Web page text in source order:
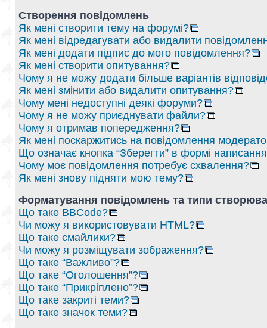
Створення повідомлень
Як мені створити тему на форумі?
Як мені відредагувати або видалити
Як мені додати підпис до мого повідомлення?
Як мені створити опитування?
Чому я не можу додати більше варіантів
Як мені змінити або видалити опитування?
Чому мені недоступні деякі форуми?
Чому я не можу приєднувати файли?
Чому я отримав попередження?
Як мені поскаржитись на повідомлення
Що означає кнопка “Зберегти” в формі
Чому моє повідомлення потребує схвалення?
Як мені знову підняти мою тему?
Форматування повідомлень та типи
Що таке BBCode?
Чи можу я використовувати HTML?
Що таке смайлики?
Чи можу я розміщувати зображення?
Що таке “Важливо”?
Що таке “Оголошення”?
Що таке “Прикріплено”?
Що таке закриті теми?
Що таке значок теми?